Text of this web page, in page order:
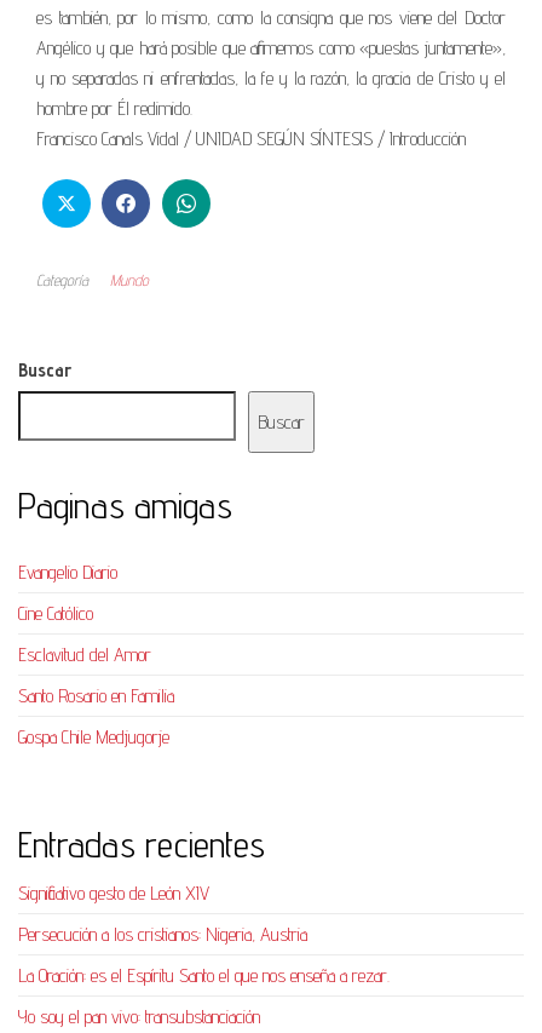
es también, por lo mismo, como la consigna que nos viene del Doctor
Angélico y que hará posible que afirmemos como «puestas juntamente»,
y no separadas ni enfrentadas, la fe y la razón, la gracia de Cristo y el
hombre por Él redimido.
Francisco Canals Vidal / UNIDAD SEGÚN SÍNTESIS / Introducción
Categoría Mundo
Buscar
Buscar
Paginas amigas
Evangelio Diario
Cine Católico
Esclavitud del Amor
Santo Rosario en Familia
Gospa Chile Medjugorje
Entradas recientes
Significativo gesto de León XIV
Persecución a los cristianos: Nigeria, Austria
La Oración: es el Espíritu Santo el que nos enseña a rezar.
Yo soy el pan vivo: transubstanciación